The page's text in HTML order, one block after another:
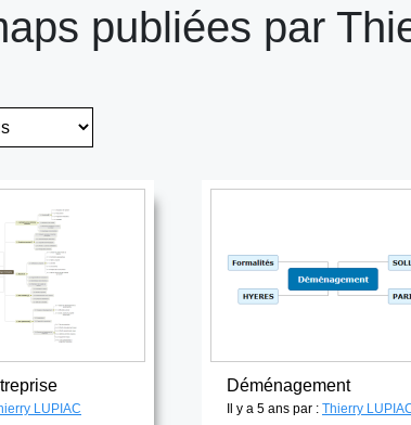
publiées par
LUPIAC
Déménagement
Il y a 5 ans par : Thierry